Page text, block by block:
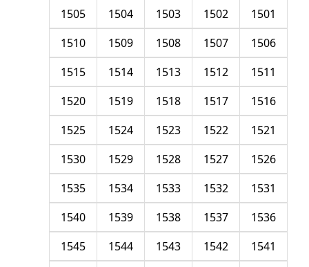
1501
1502
1503
1504
1505
1506
1507
1508
1509
1510
1511
1512
1513
1514
1515
1516
1517
1518
1519
1520
1521
1522
1523
1524
1525
1526
1527
1528
1529
1530
1531
1532
1533
1534
1535
1536
1537
1538
1539
1540
1541
1542
1543
1544
1545